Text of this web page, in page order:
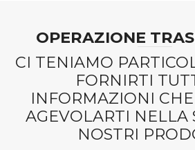
OPERAZIONE
CI TENIAMO
FORNIRTI
INFORMAZIONI
AGEVOLARTI NELLA
NOSTRI